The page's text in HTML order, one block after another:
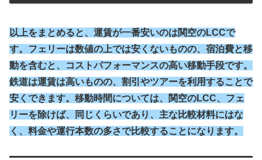
以上をまとめると、運賃が一番安いのは関空のLCCで
す。フェリーは数値の上では安くないものの、宿泊費と移
動を含むと、コストパフォーマンスの高い移動手段です。
鉄道は運賃は高いものの、割引やツアーを利用することで
安くできます。移動時間については、関空のLCC、フェ
リーを除けば、同じくらいであり、主な比較材料にはな
く、料金や運行本数の多さで比較することになります。